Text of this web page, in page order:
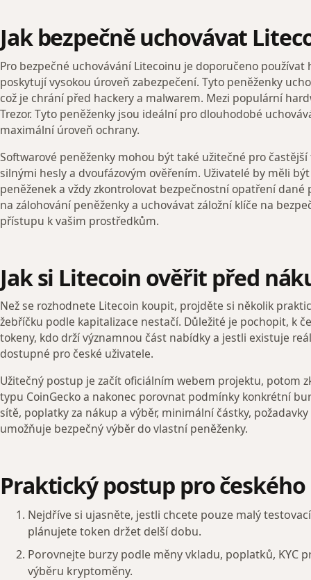
Jak bezpečně uchovávat
Pro bezpečné uchovávání Litecoinu je doporučeno používat
poskytují vysokou úroveň zabezpečení. Tyto peněženky
což je chrání před hackery a malwarem. Mezi populární
Trezor. Tyto peněženky jsou ideální pro dlouhodobé
maximální úroveň ochrany.
Softwarové peněženky mohou být také užitečné pro
silnými hesly a dvoufázovým ověřením. Uživatelé by měli
peněženek a vždy zkontrolovat bezpečnostní opatření
na zálohování peněženky a uchovávat záložní klíče na
přístupu k vašim prostředkům.
Jak si Litecoin ověřit před
Než se rozhodnete Litecoin koupit, projděte si několik
žebříčku podle kapitalizace nestačí. Důležité je pochopit, k
tokeny, kdo drží významnou část nabídky a jestli existuje
dostupné pro české uživatele.
Užitečný postup je začít oficiálním webem projektu, potom
typu CoinGecko a nakonec porovnat podmínky konkrétní
sítě, poplatky za nákup a výběr, minimální částky,
umožňuje bezpečný výběr do vlastní peněženky.
Praktický postup pro
Nejdříve si ujasněte, jestli chcete pouze malý
plánujete token držet delší dobu.
Porovnejte burzy podle měny vkladu, poplatků, KYC
výběru kryptoměny.